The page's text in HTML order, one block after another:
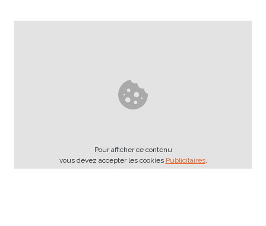
Pour afficher ce contenu
vous devez accepter les cookies Publicitaires.